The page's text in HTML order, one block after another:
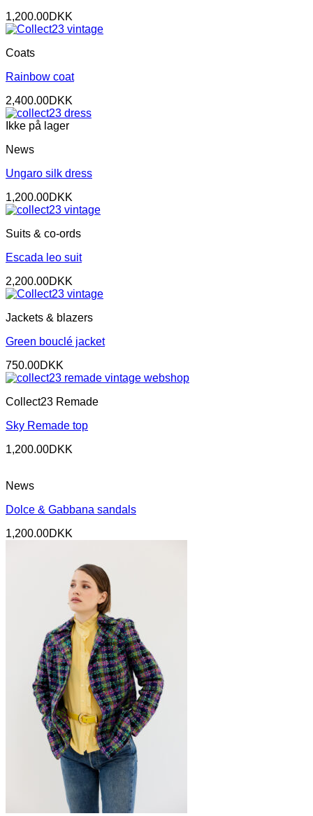
1,200.00DKK
Coats
Rainbow coat
2,400.00DKK
Ikke på lager
News
Ungaro silk dress
1,200.00DKK
Suits & co-ords
Escada leo suit
2,200.00DKK
Jackets & blazers
Green bouclé jacket
750.00DKK
Collect23 Remade
Sky Remade top
1,200.00DKK
News
Dolce & Gabbana sandals
1,200.00DKK